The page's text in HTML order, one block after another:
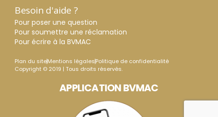
Besoin d'aide ?
Pour poser une question
Pour soumettre une réclamation
Pour écrire à la BVMAC
Plan du siteMentions légalesPolitique de confidentialité
Copyright © 2019 | Tous droits réservés.
APPLICATION BVMAC